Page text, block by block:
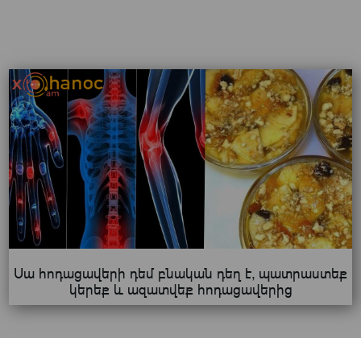
Սա հոդացավերի դեմ բնական դեղ է, պատրաստեք
կերեք և ազատվեք հոդացավերից